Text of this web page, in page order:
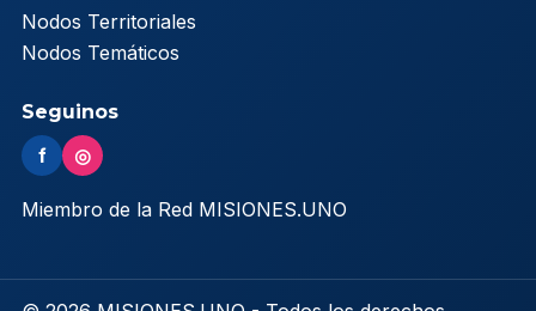
Nodos Territoriales
Nodos Temáticos
Seguinos
f ◎
Miembro de la Red MISIONES.UNO